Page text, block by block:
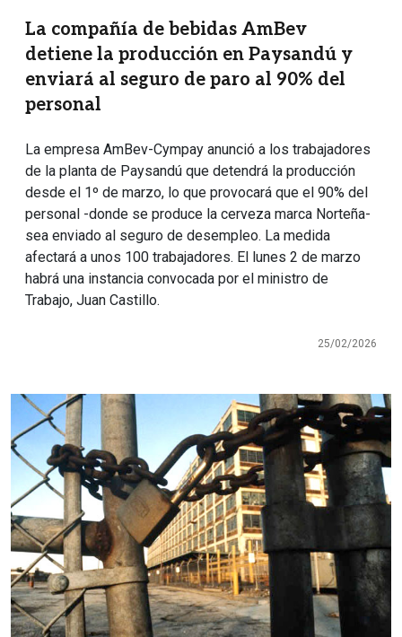
La compañía de bebidas AmBev
detiene la producción en Paysandú y
enviará al seguro de paro al 90% del
personal
La empresa AmBev-Cympay anunció a los trabajadores
de la planta de Paysandú que detendrá la producción
desde el 1º de marzo, lo que provocará que el 90% del
personal -donde se produce la cerveza marca Norteña-
sea enviado al seguro de desempleo. La medida
afectará a unos 100 trabajadores. El lunes 2 de marzo
habrá una instancia convocada por el ministro de
Trabajo, Juan Castillo.
25/02/2026
Imagen